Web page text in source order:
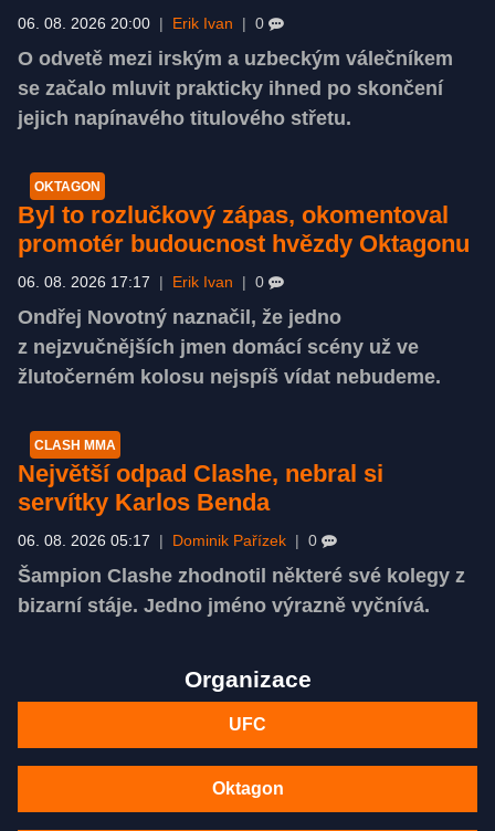
06. 08. 2026 20:00 | Erik Ivan | 0
O odvetě mezi irským a uzbeckým válečníkem
se začalo mluvit prakticky ihned po skončení
jejich napínavého titulového střetu.
OKTAGON
Byl to rozlučkový zápas, okomentoval
promotér budoucnost hvězdy Oktagonu
06. 08. 2026 17:17 | Erik Ivan | 0
Ondřej Novotný naznačil, že jedno
z nejzvučnějších jmen domácí scény už ve
žlutočerném kolosu nejspíš vídat nebudeme.
CLASH MMA
Největší odpad Clashe, nebral si
servítky Karlos Benda
06. 08. 2026 05:17 | Dominik Pařízek | 0
Šampion Clashe zhodnotil některé své kolegy z
bizarní stáje. Jedno jméno výrazně vyčnívá.
Organizace
UFC
Oktagon